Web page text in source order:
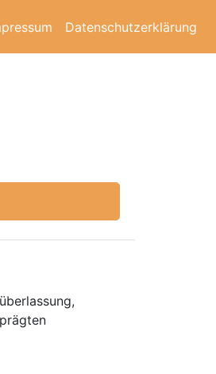
Datenschutzerklärung